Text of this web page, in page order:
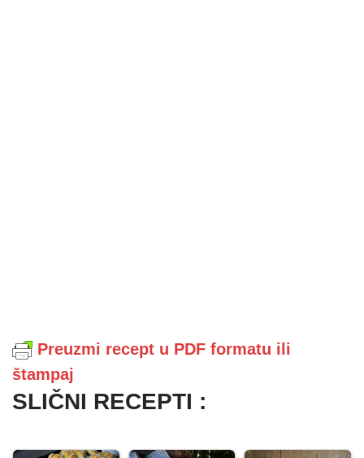
Preuzmi recept u PDF formatu ili
štampaj
SLIČNI RECEPTI :